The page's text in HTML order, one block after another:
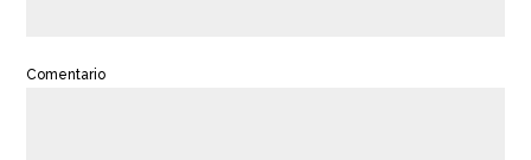
Comentario